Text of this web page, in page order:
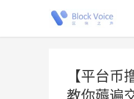
【平台